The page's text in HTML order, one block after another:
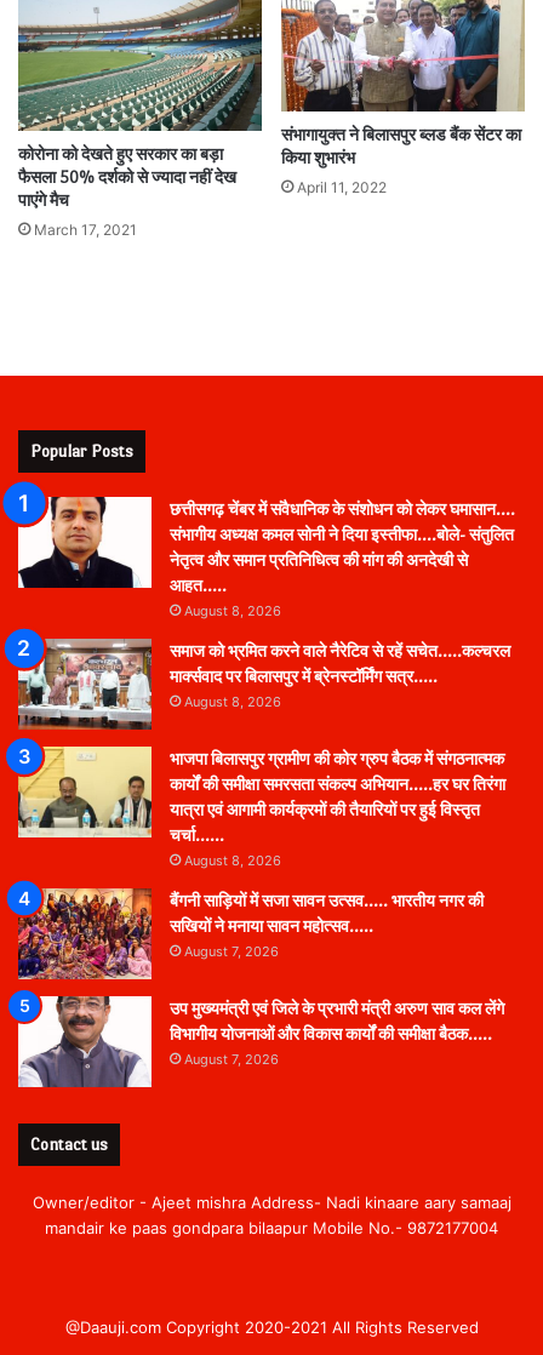
कोरोना को देखते हुए सरकार का बड़ा
फैसला 50% दर्शको से ज्यादा नहीं देख
पाएंगे मैच
March 17, 2021
संभागायुक्त ने बिलासपुर ब्लड बैंक सेंटर का
किया शुभारंभ
April 11, 2022
Popular Posts
छत्तीसगढ़ चेंबर में संवैधानिक के संशोधन को लेकर घमासान….
संभागीय अध्यक्ष कमल सोनी ने दिया इस्तीफा….बोले- संतुलित
नेतृत्व और समान प्रतिनिधित्व की मांग की अनदेखी से
आहत…..
August 8, 2026
समाज को भ्रमित करने वाले नैरेटिव से रहें सचेत…..कल्चरल
मार्क्सवाद पर बिलासपुर में ब्रेनस्टॉर्मिंग सत्र…..
August 8, 2026
भाजपा बिलासपुर ग्रामीण की कोर ग्रुप बैठक में संगठनात्मक
कार्यों की समीक्षा समरसता संकल्प अभियान…..हर घर तिरंगा
यात्रा एवं आगामी कार्यक्रमों की तैयारियों पर हुई विस्तृत
चर्चा……
August 8, 2026
बैंगनी साड़ियों में सजा सावन उत्सव….. भारतीय नगर की
सखियों ने मनाया सावन महोत्सव…..
August 7, 2026
उप मुख्यमंत्री एवं जिले के प्रभारी मंत्री अरुण साव कल लेंगे
विभागीय योजनाओं और विकास कार्यों की समीक्षा बैठक…..
August 7, 2026
Contact us
Owner/editor - Ajeet mishra Address- Nadi kinaare aary samaaj
mandair ke paas gondpara bilaapur Mobile No.- 9872177004
@Daauji.com Copyright 2020-2021 All Rights Reserved